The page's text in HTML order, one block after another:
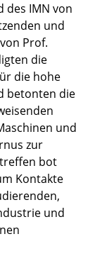
des IMN von
und
Prof.
die
die hohe
betonten die
und
zur
bot
Kontakte
und